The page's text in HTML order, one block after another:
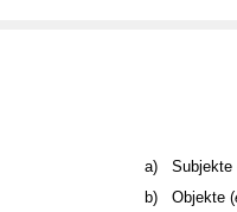
a) Subjekte
b)
Objekte (